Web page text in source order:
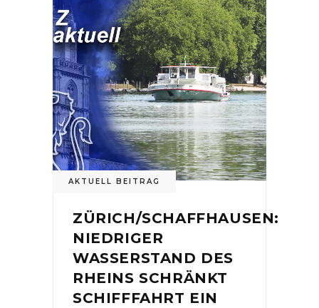
AKTUELL BEITRAG
ZÜRICH/SCHAFFHAUSEN:
NIEDRIGER
WASSERSTAND DES
RHEINS SCHRÄNKT
SCHIFFFAHRT EIN